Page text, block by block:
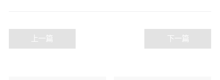
上一篇 下一篇